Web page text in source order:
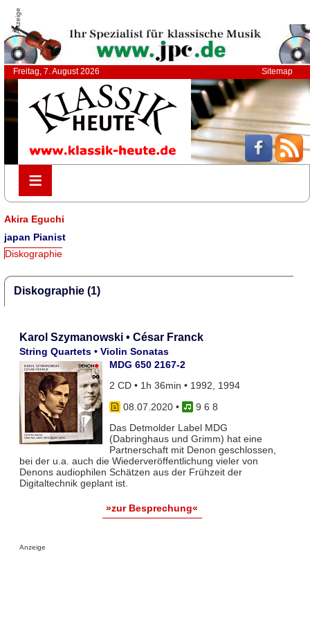
Anzeige
Freitag, 7. August 2026 Sitemap
≡
≡
Akira Eguchi
japan Pianist
Diskographie
Diskographie (1)
Karol Szymanowski • César Franck
String Quartets • Violin Sonatas
MDG 650 2167-2
2 CD • 1h 36min • 1992, 1994
08.07.2020•
9 6 8
Das Detmolder Label MDG
(Dabringhaus und Grimm) hat eine
Partnerschaft mit Denon geschlossen,
bei der u.a. auch die Wiederveröffentlichung vieler von
Denons audiophilen Schätzen aus der Frühzeit der
Digitaltechnik geplant ist.
»zur Besprechung«
Anzeige